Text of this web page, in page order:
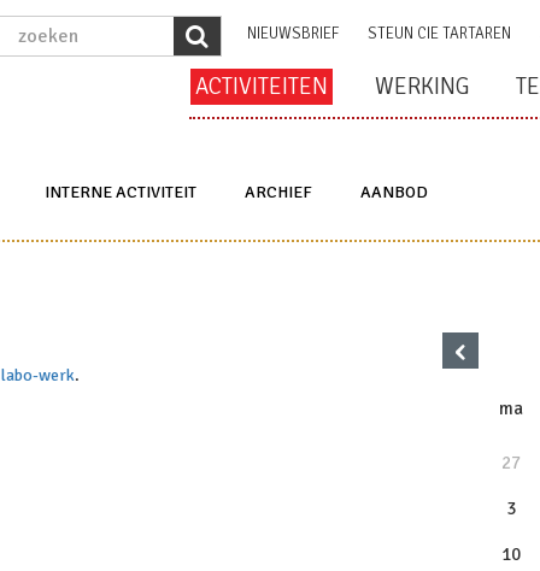
NIEUWSBRIEF STEUN CIE TARTAREN
ACTIVITEITEN WERKING
INTERNE ACTIVITEIT ARCHIEF AANBOD
labo-werk.
‹
ma
27
3
10